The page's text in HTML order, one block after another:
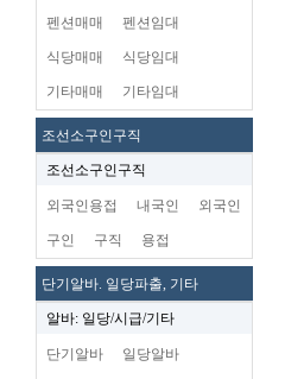
펜션매매 펜션임대
식당매매 식당임대
기타매매 기타임대
조선소구인구직
조선소구인구직
외국인용접 내국인 외국인
구인 구직 용접
단기알바. 일당파출, 기타
알바: 일당/시급/기타
단기알바 일당알바